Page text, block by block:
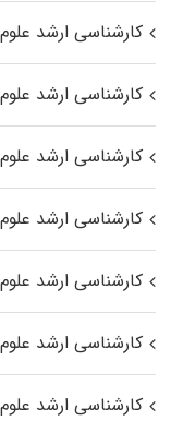
کارشناسی ارشد
کارشناسی ارشد
کارشناسی ارشد
کارشناسی ارشد علوم
کارشناسی ارشد علوم
کارشناسی ارشد
کارشناسی ارشد